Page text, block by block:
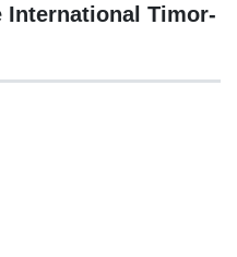
International Timor-